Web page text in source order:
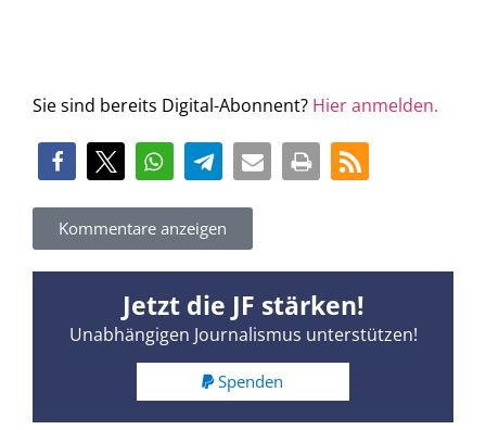
Sie sind bereits Digital-Abonnent? Hier anmelden.
Kommentare anzeigen
Jetzt die JF stärken!
Unabhängigen Journalismus unterstützen!
Spenden